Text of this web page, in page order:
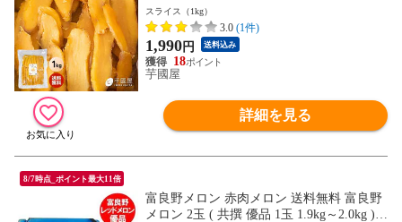
スイーツ プレゼントほしいも 焼き干し芋
お菓子 和菓子 さつまいも さつま芋 和スイ
ーツ 焼き干し芋 ギフト tappuri1
スライス（1kg）
3.0 (1件)
1,990円 送料込み
18
芋國屋
詳細を見る
8/7時点_ポイント最大11倍
富良野メロン 赤肉メロン 送料無料 富良野
メロン 2玉 ( 共撰 優品 1玉 1.9kg～2.0kg )